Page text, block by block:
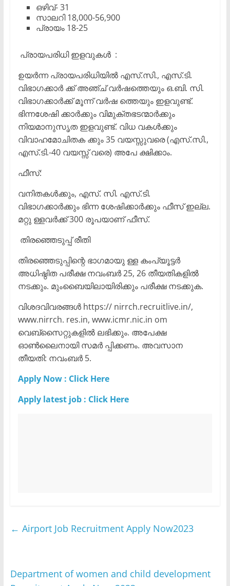
ഒഴിവ്- 31
സാലറി 18,000-56,900
പ്രായം 18-25
പ്രായപരിധി ഇളവുകൾ :
ഉയർന്ന പ്രായപരിധിയിൽ എസ്.സി., എസ്.ടി.
വിഭാഗക്കാർ ക്ക് അഞ്ച് വർഷത്തെയും ഒ.ബി. സി.
വിഭാഗക്കാർക്ക് മൂന്ന് വർഷ ത്തെയും ഇളവുണ്ട്.
ഭിന്നശേഷി ക്കാർക്കും വിമുക്തഭടന്മാർക്കും
നിയമാനുസൃത ഇളവുണ്ട്. വിധ വകൾക്കും
വിവാഹമോചിതക ക്കും 35 വയസ്സുവരെ (എസ്.സി.,
എസ്.ടി.-40 വയസ്സ് വരെ) അപേ ക്ഷിക്കാം.
ഫീസ്:
വനിതകൾക്കും, എസ്. സി. എസ്.ടി.
വിഭാഗക്കാർക്കും ഭിന്ന ശേഷിക്കാർക്കും ഫീസ് ഇല്ല.
മറ്റു ള്ളവർക്ക് 300 രൂപയാണ് ഫീസ്.
തിരഞ്ഞെടുപ്പ് രീതി
തിരഞ്ഞെടുപ്പിന്റെ ഭാഗമായു ള്ള കംപ്യൂട്ടർ
അധിഷ്ഠിത പരീക്ഷ നവംബർ 25, 26 തീയതികളിൽ
നടക്കും. മുംബൈയിലായിരിക്കും പരീക്ഷ നടക്കുക.
വിശദവിവരങ്ങൾ https:// nirrch.recruitlive.in/,
www.nirrch. res.in, www.icmr.nic.in om
വെബ്സൈറ്റുകളിൽ ലഭിക്കും. അപേക്ഷ
ഓൺലൈനായി സമർ പ്പിക്കണം. അവസാന
തീയതി: നവംബർ 5.
Apply Now : Click Here
Apply latest job : Click Here
← Airport Job Recruitment Apply Now2023
Department of women and child development